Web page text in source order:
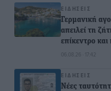
ΕΙΔΉΣΕΙΣ
Γερμανική
απειλεί τη
επίκεντρο
06.08.26 · 17:42
ΕΙΔΉΣΕΙΣ
Νέες